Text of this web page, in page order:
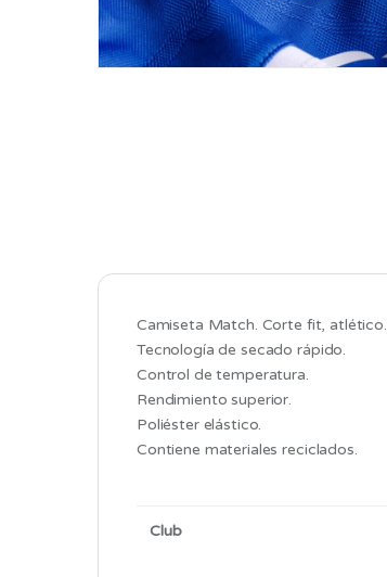
️Camiseta Match. Corte fit, atlético.
Tecnología de secado rápido.
Control de temperatura.
Rendimiento superior.
Poliéster elástico.
Contiene materiales reciclados.
Club